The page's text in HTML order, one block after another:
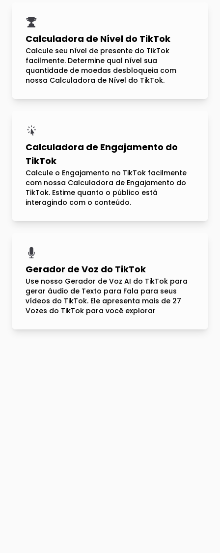
Calculadora de Nível do TikTok
Calcule seu nível de presente do TikTok
facilmente. Determine qual nível sua
quantidade de moedas desbloqueia com
nossa Calculadora de Nível do TikTok.
Calculadora de Engajamento do
TikTok
Calcule o Engajamento no TikTok facilmente
com nossa Calculadora de Engajamento do
TikTok. Estime quanto o público está
interagindo com o conteúdo.
Gerador de Voz do TikTok
Use nosso Gerador de Voz AI do TikTok para
gerar áudio de Texto para Fala para seus
vídeos do TikTok. Ele apresenta mais de 27
Vozes do TikTok para você explorar